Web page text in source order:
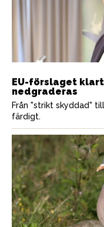
EU-förslaget
nedgraderas
Från "strikt skyddad"
färdigt.